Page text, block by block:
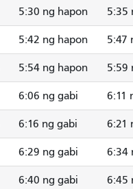
5:30 ng hapon 5:35
5:42 ng hapon 5:47
5:54 ng hapon 5:59
6:06 ng gabi 6:11
6:16 ng gabi 6:21
6:29 ng gabi 6:34
6:40 ng gabi 6:45